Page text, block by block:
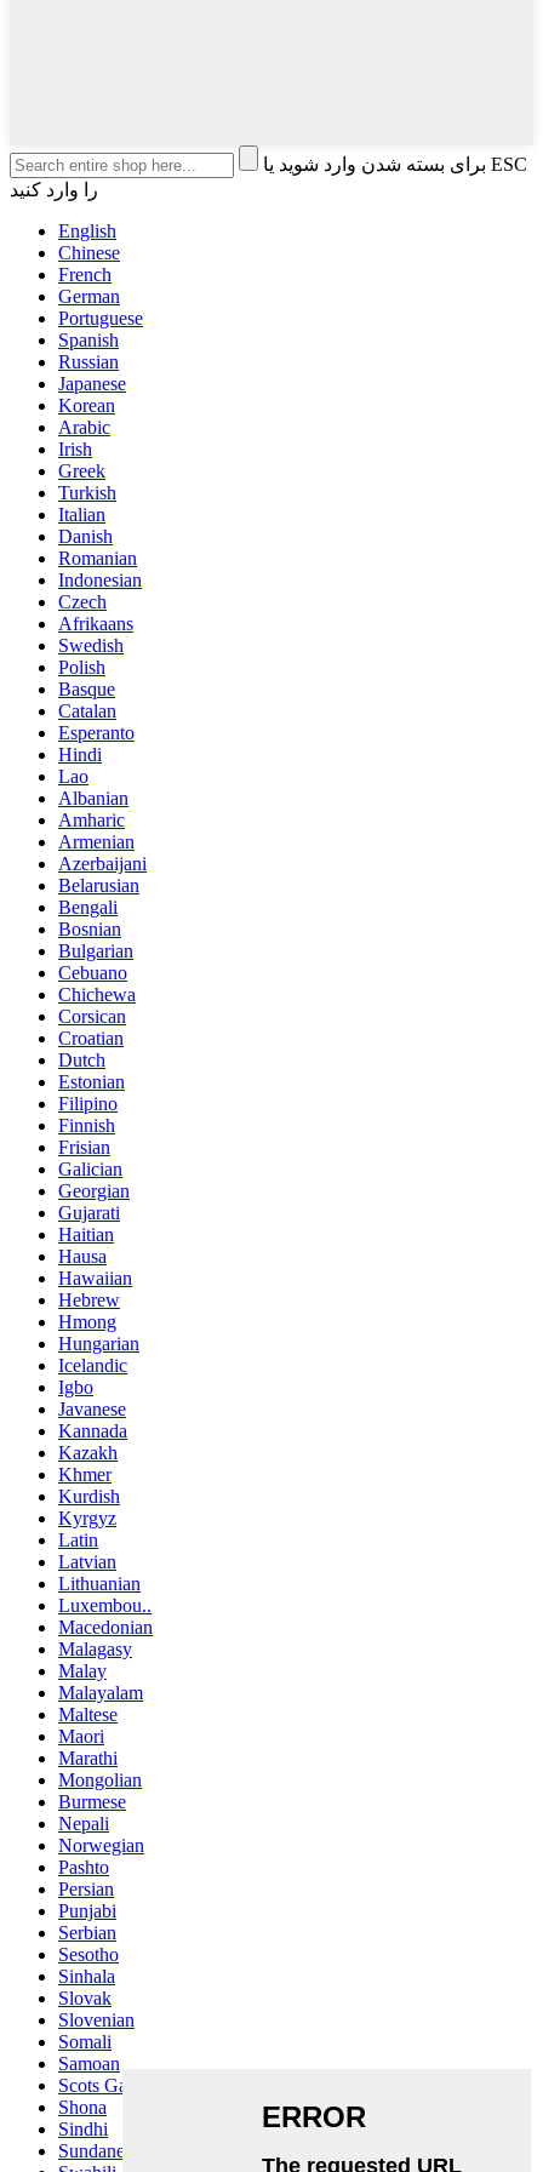
برای بسته شدن وارد شوید یا ESC
را وارد کنید
English
Chinese
French
German
Portuguese
Spanish
Russian
Japanese
Korean
Arabic
Irish
Greek
Turkish
Italian
Danish
Romanian
Indonesian
Czech
Afrikaans
Swedish
Polish
Basque
Catalan
Esperanto
Hindi
Lao
Albanian
Amharic
Armenian
Azerbaijani
Belarusian
Bengali
Bosnian
Bulgarian
Cebuano
Chichewa
Corsican
Croatian
Dutch
Estonian
Filipino
Finnish
Frisian
Galician
Georgian
Gujarati
Haitian
Hausa
Hawaiian
Hebrew
Hmong
Hungarian
Icelandic
Igbo
Javanese
Kannada
Kazakh
Khmer
Kurdish
Kyrgyz
Latin
Latvian
Lithuanian
Luxembou..
Macedonian
Malagasy
Malay
Malayalam
Maltese
Maori
Marathi
Mongolian
Burmese
Nepali
Norwegian
Pashto
Persian
Punjabi
Serbian
Sesotho
Sinhala
Slovak
Slovenian
Somali
Samoan
Scots Gaelic
Shona
Sindhi
Sundanese